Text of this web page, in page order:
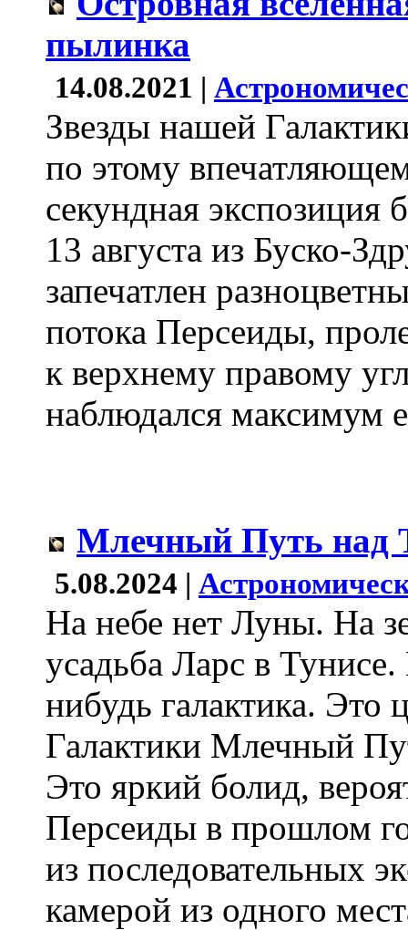
пылинка
14.08.2021 |
Звезды нашей
по этому
секундная экспозиция
13 августа из Буско-
запечатлен
потока Персеиды,
к верхнему правому
наблюдался максимум
Млечный Путь над
5.08.2024 |
На небе нет Луны. На
усадьба Ларс в
нибудь галактика. Это
Галактики Млечный
Это яркий болид,
Персеиды в прошлом
из последовательных
камерой из одного